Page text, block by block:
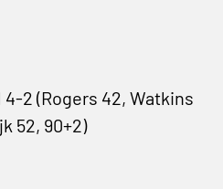
2 (Rogers 42, Watkins
52, 90+2)